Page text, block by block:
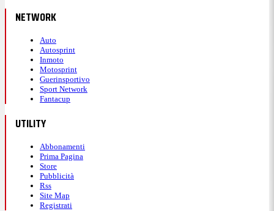
NETWORK
Auto
Autosprint
Inmoto
Motosprint
Guerinsportivo
Sport Network
Fantacup
UTILITY
Abbonamenti
Prima Pagina
Store
Pubblicità
Rss
Site Map
Registrati